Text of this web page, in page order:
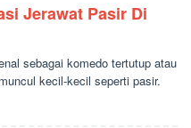
Jerawat Pasir Di
sebagai komedo tertutup atau
kecil-kecil seperti pasir.